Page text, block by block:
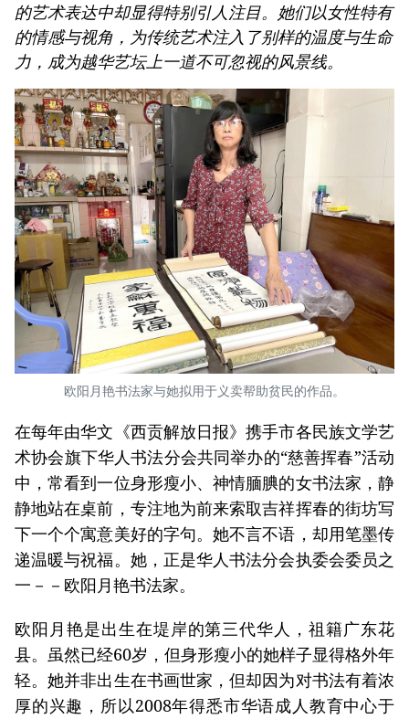
的艺术表达中却显得特别引人注目。她们以女性特有
的情感与视角，为传统艺术注入了别样的温度与生命
力，成为越华艺坛上一道不可忽视的风景线。
欧阳月艳书法家与她拟用于义卖帮助贫民的作品。
在每年由华文《西贡解放日报》携手市各民族文学艺
术协会旗下华人书法分会共同举办的“慈善挥春”活动
中，常看到一位身形瘦小、神情腼腆的女书法家，静
静地站在桌前，专注地为前来索取吉祥挥春的街坊写
下一个个寓意美好的字句。她不言不语，却用笔墨传
递温暖与祝福。她，正是华人书法分会执委会委员之
一－－欧阳月艳书法家。
欧阳月艳是出生在堤岸的第三代华人，祖籍广东花
县。虽然已经60岁，但身形瘦小的她样子显得格外年
轻。她并非出生在书画世家，但却因为对书法有着浓
厚的兴趣，所以2008年得悉市华语成人教育中心于